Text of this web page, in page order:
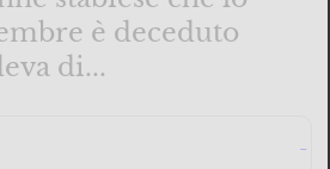
è deceduto
di...